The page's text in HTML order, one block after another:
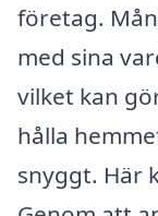
företag.
med sina
vilket kan
hålla
snyggt. Här